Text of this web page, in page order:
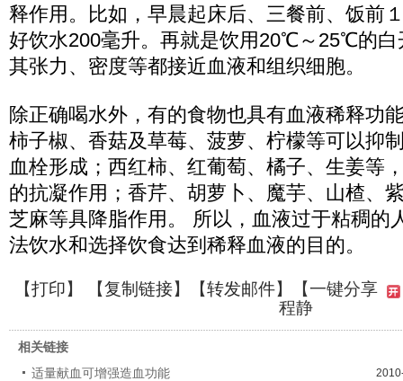
释作用。比如，早晨起床后、三餐前、饭前
好饮水200毫升。再就是饮用20℃～25℃的白
其张力、密度等都接近血液和组织细胞。
除正确喝水外，有的食物也具有血液稀释功
柿子椒、香菇及草莓、菠萝、柠檬等可以抑
血栓形成；西红柿、红葡萄、橘子、生姜等
的抗凝作用；香芹、胡萝卜、魔芋、山楂、
芝麻等具降脂作用。 所以，血液过于粘稠的
法饮水和选择饮食达到稀释血液的目的。
【打印】 【复制链接】【转发邮件】【一键分享
程静
相关链接
适量献血可增强造血功能